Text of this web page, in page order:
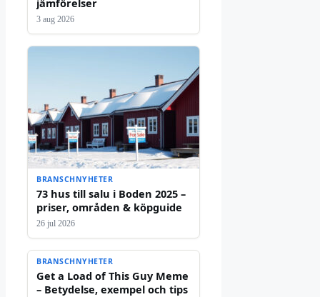
3 aug 2026
BRANSCHNYHETER
73 hus till salu i Boden 2025 –
priser, områden & köpguide
26 jul 2026
BRANSCHNYHETER
Get a Load of This Guy Meme
– Betydelse, exempel och tips